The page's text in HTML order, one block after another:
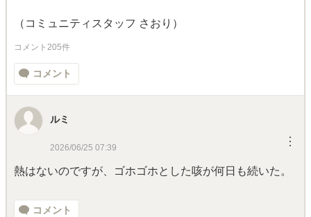
（コミュニティスタッフ さおり）
コメント205件
コメント
ルミ
2026/06/25 07:39 ︙
熱はないのですが、ゴホゴホとした咳が何日も続いた。
コメント